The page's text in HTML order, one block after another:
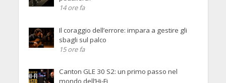
14 ore fa
Il coraggio dell’errore: impara a gestire gli
sbagli sul palco
15 ore fa
Canton GLE 30 S2: un primo passo nel
mondo dell’Hi-Fi